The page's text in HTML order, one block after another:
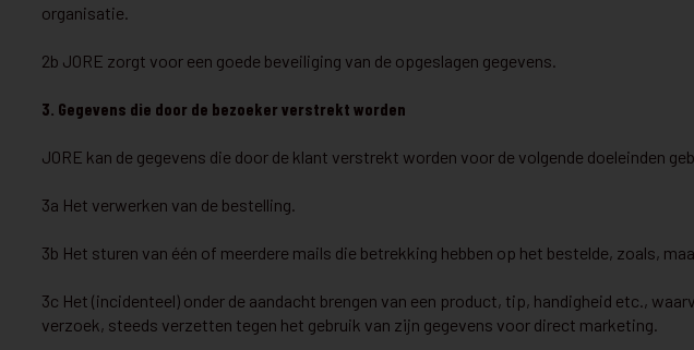
organisatie.
2b JORE zorgt voor een goede beveiliging van de opgeslagen gegevens.
3. Gegevens die door de bezoeker verstrekt worden
JORE kan de gegevens die door de klant verstrekt worden voor de volgende doeleinden
3a Het verwerken van de bestelling.
3b Het sturen van één of meerdere mails die betrekking hebben op het bestelde, zoals,
3c Het (incidenteel) onder de aandacht brengen van een product, tip, handigheid etc.,
verzoek, steeds verzetten tegen het gebruik van zijn gegevens voor direct marketing.